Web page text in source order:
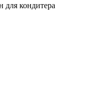
для кондитера